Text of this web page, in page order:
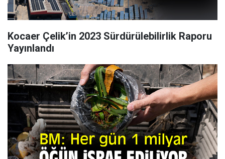
Kocaer Çelik’in 2023 Sürdürülebilirlik Raporu
Yayınlandı